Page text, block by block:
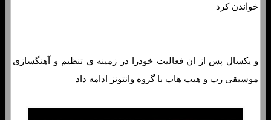
خواندن کرد
و یکسال پس از ان فعالیت خودرا در زمینه ي تنظیم و آهنگسازی
موسیقی رپ و هیپ هاپ با گروه وانتونز ادامه داد